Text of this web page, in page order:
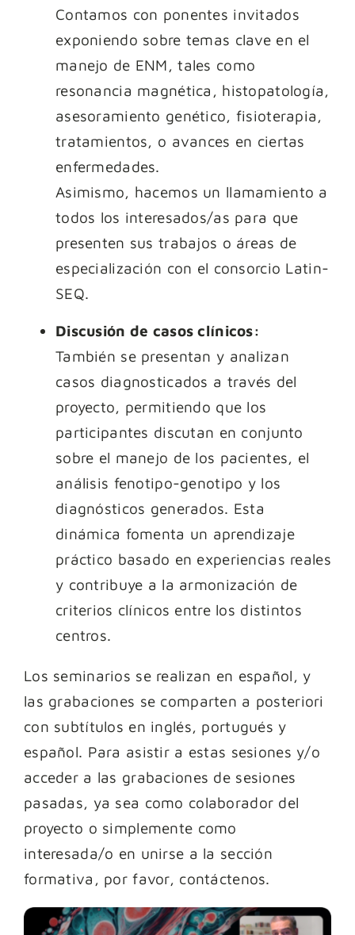
Contamos con ponentes invitados
exponiendo sobre temas clave en el
manejo de ENM, tales como
resonancia magnética, histopatología,
asesoramiento genético, fisioterapia,
tratamientos, o avances en ciertas
enfermedades.
Asimismo, hacemos un llamamiento a
todos los interesados/as para que
presenten sus trabajos o áreas de
especialización con el consorcio Latin-
SEQ.
Discusión de casos clínicos:
También se presentan y analizan
casos diagnosticados a través del
proyecto, permitiendo que los
participantes discutan en conjunto
sobre el manejo de los pacientes, el
análisis fenotipo-genotipo y los
diagnósticos generados. Esta
dinámica fomenta un aprendizaje
práctico basado en experiencias reales
y contribuye a la armonización de
criterios clínicos entre los distintos
centros.
Los seminarios se realizan en español, y
las grabaciones se comparten a posteriori
con subtítulos en inglés, portugués y
español. Para asistir a estas sesiones y/o
acceder a las grabaciones de sesiones
pasadas, ya sea como colaborador del
proyecto o simplemente como
interesada/o en unirse a la sección
formativa, por favor, contáctenos.